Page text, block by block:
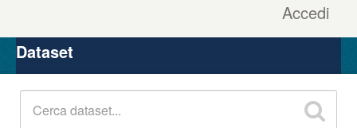
Accedi
Organizzazioni
Gruppi
Dataset